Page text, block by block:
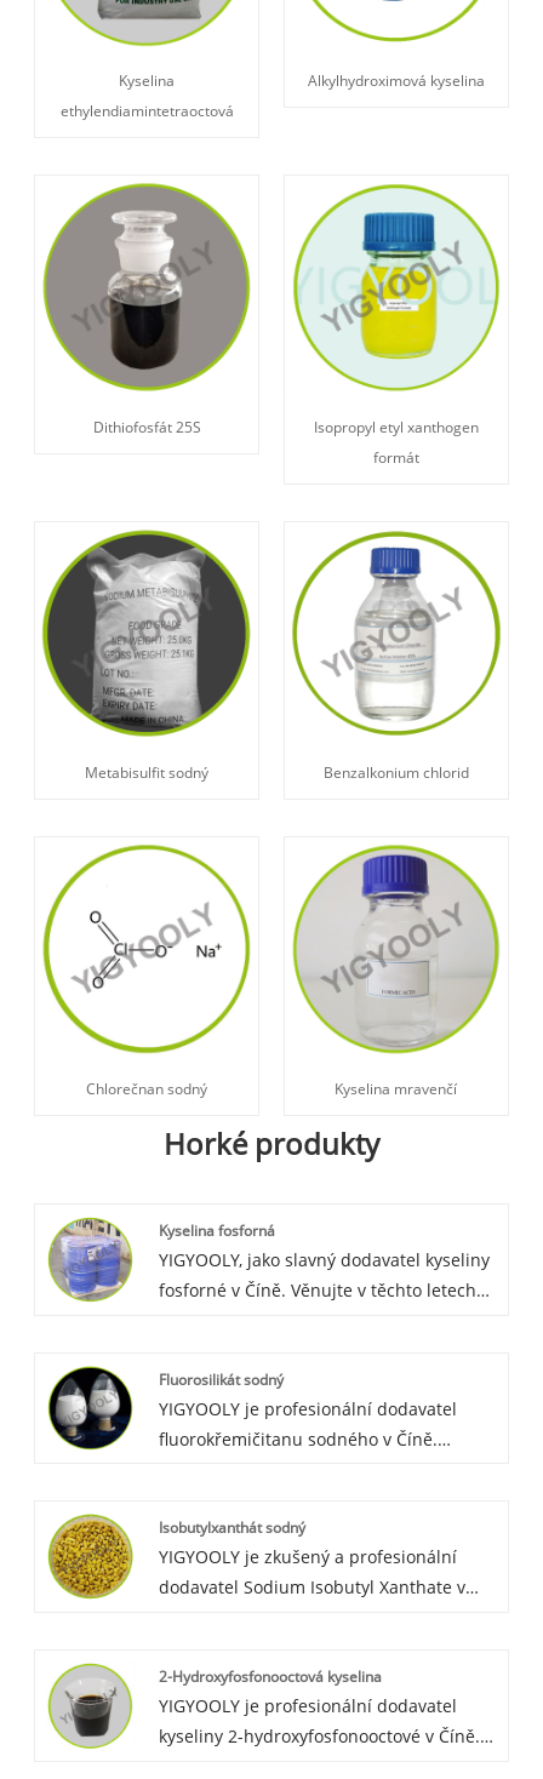
Kyselina
ethylendiamintetraoctová
Alkylhydroximová kyselina
Dithiofosfát 25S
Isopropyl etyl xanthogen
formát
Metabisulfit sodný Benzalkonium chlorid
Chlorečnan sodný Kyselina mravenčí
Horké produkty
Kyselina fosforná
YIGYOOLY, jako slavný dodavatel kyseliny
fosforné v Číně. Věnujte v těchto letech
Lanky, Vietnamu, Ruska, Koreje atd.
YIGYOOLY Kyselina fosforná cena je
nízká, kvalita dobrá.
Fluorosilikát sodný
YIGYOOLY je profesionální dodavatel
fluorokřemičitanu sodného v Číně.
Zákazníkům dodáváme stabilní a vysoce
kvalitní, konkurenceschopné ceny.
Isobutylxanthát sodný
YIGYOOLY je zkušený a profesionální
dodavatel Sodium Isobutyl Xanthate v
Austrálii, Rusko atd. Naše cena je
konkurenceschopná, kvalita dobrá.
2-Hydroxyfosfonooctová kyselina
YIGYOOLY je profesionální dodavatel
kyseliny 2-hydroxyfosfonooctové v Číně.